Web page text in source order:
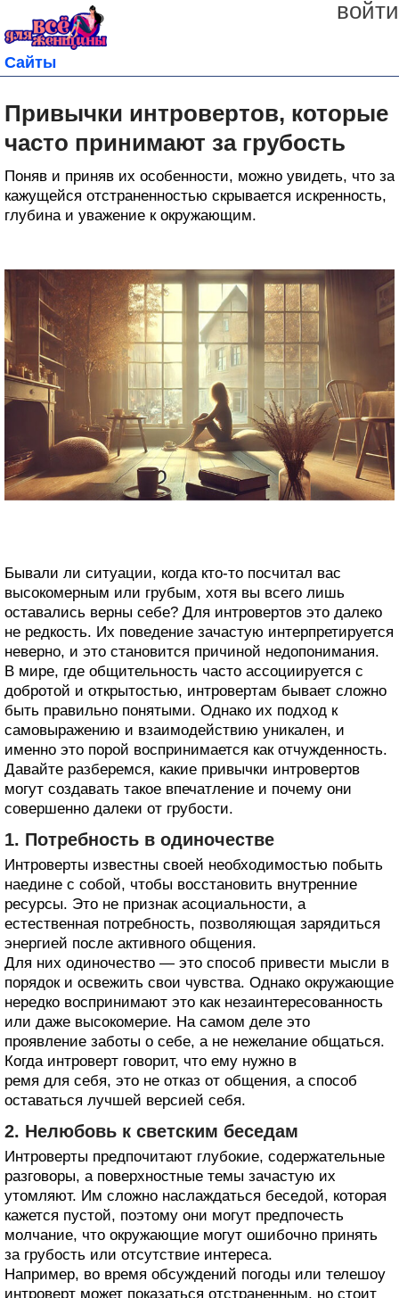
войти
Сайты
Привычки интровертов, которые
часто принимают за грубость
Поняв и приняв их особенности, можно увидеть, что за
кажущейся отстраненностью скрывается искренность,
глубина и уважение к окружающим.
Бывали ли ситуации, когда кто-то посчитал вас
высокомерным или грубым, хотя вы всего лишь
оставались верны себе? Для интровертов это далеко
не редкость. Их поведение зачастую интерпретируется
неверно, и это становится причиной недопонимания.
В мире, где общительность часто ассоциируется с
добротой и открытостью, интровертам бывает сложно
быть правильно понятыми. Однако их подход к
самовыражению и взаимодействию уникален, и
именно это порой воспринимается как отчужденность.
Давайте разберемся, какие привычки интровертов
могут создавать такое впечатление и почему они
совершенно далеки от грубости.
1. Потребность в одиночестве
Интроверты известны своей необходимостью побыть
наедине с собой, чтобы восстановить внутренние
ресурсы. Это не признак асоциальности, а
естественная потребность, позволяющая зарядиться
энергией после активного общения.
Для них одиночество — это способ привести мысли в
порядок и освежить свои чувства. Однако окружающие
нередко воспринимают это как незаинтересованность
или даже высокомерие. На самом деле это
проявление заботы о себе, а не нежелание общаться.
Когда интроверт говорит, что ему нужно в
ремя для себя, это не отказ от общения, а способ
оставаться лучшей версией себя.
2. Нелюбовь к светским беседам
Интроверты предпочитают глубокие, содержательные
разговоры, а поверхностные темы зачастую их
утомляют. Им сложно наслаждаться беседой, которая
кажется пустой, поэтому они могут предпочесть
молчание, что окружающие могут ошибочно принять
за грубость или отсутствие интереса.
Например, во время обсуждений погоды или телешоу
интроверт может показаться отстраненным, но стоит